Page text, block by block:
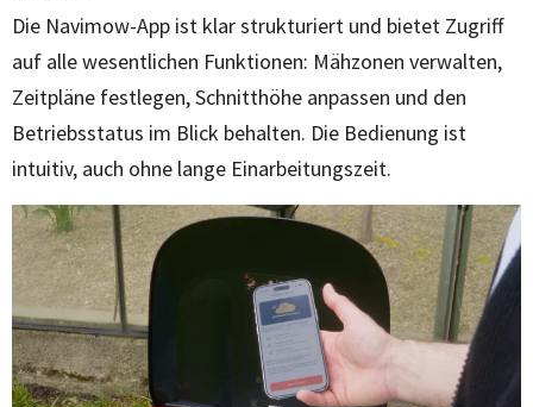
Die Navimow-App ist klar strukturiert und bietet Zugriff
auf alle wesentlichen Funktionen: Mähzonen verwalten,
Zeitpläne festlegen, Schnitthöhe anpassen und den
Betriebsstatus im Blick behalten. Die Bedienung ist
intuitiv, auch ohne lange Einarbeitungszeit.